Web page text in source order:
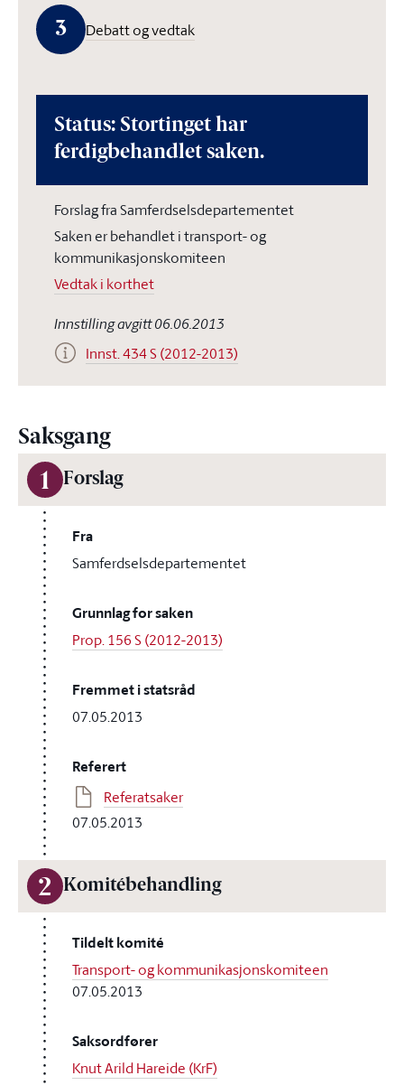
3 Debatt og vedtak
Status: Stortinget har
ferdigbehandlet saken.
Forslag fra Samferdselsdepartementet
Saken er behandlet i transport- og
kommunikasjonskomiteen
Vedtak i korthet
Innstilling avgitt 06.06.2013
Innst. 434 S (2012-2013)
Saksgang
1 Forslag
Fra
Samferdselsdepartementet
Grunnlag for saken
Prop. 156 S (2012-2013)
Fremmet i statsråd
07.05.2013
Referert
Referatsaker
07.05.2013
2 Komitébehandling
Tildelt komité
Transport- og kommunikasjonskomiteen
07.05.2013
Saksordfører
Knut Arild Hareide (KrF)